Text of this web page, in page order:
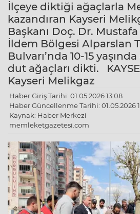
İlçeye diktiği ağaçlarla
kazandıran Kayseri
Başkanı Doç. Dr.
İldem Bölgesi Alparslan
Bulvarı’nda 10-15
dut ağaçları dikti.
Kayseri Melikgaz
Haber Giriş Tarihi: 01.05.2026 13:08
Haber Güncellenme Tarihi: 01.05.2026
Kaynak: Haber Merkezi
memleketgazetesi.com